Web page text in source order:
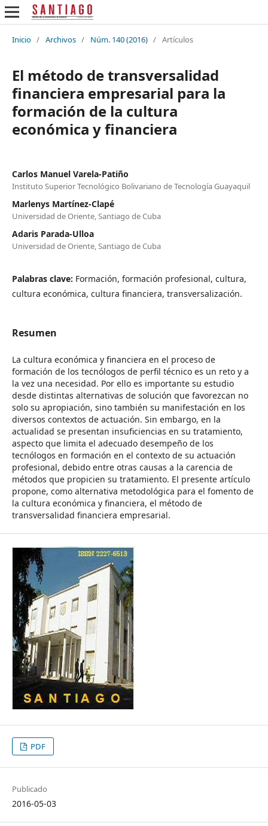
Inicio / Archivos / Núm. 140 (2016) / Artículos
El método de transversalidad
financiera empresarial para la
formación de la cultura
económica y financiera
Carlos Manuel Varela-Patiño
Instituto Superior Tecnológico Bolivariano de Tecnología Guayaquil
Marlenys Martínez-Clapé
Universidad de Oriente, Santiago de Cuba
Adaris Parada-Ulloa
Universidad de Oriente, Santiago de Cuba
Palabras clave: Formación, formación profesional, cultura,
cultura económica, cultura financiera, transversalización.
Resumen
La cultura económica y financiera en el proceso de
formación de los tecnólogos de perfil técnico es un reto y a
la vez una necesidad. Por ello es importante su estudio
desde distintas alternativas de solución que favorezcan no
solo su apropiación, sino también su manifestación en los
diversos contextos de actuación. Sin embargo, en la
actualidad se presentan insuficiencias en su tratamiento,
aspecto que limita el adecuado desempeño de los
tecnólogos en formación en el contexto de su actuación
profesional, debido entre otras causas a la carencia de
métodos que propicien su tratamiento. El presente artículo
propone, como alternativa metodológica para el fomento de
la cultura económica y financiera, el método de
transversalidad financiera empresarial.
PDF
Publicado
2016-05-03